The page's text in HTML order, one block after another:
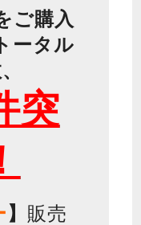
ご購入
ータル
突
】 販売